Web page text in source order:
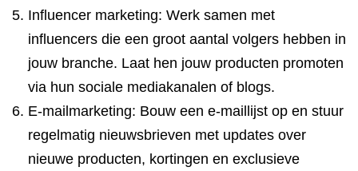
Influencer marketing: Werk samen met
influencers die een groot aantal volgers hebben in
jouw branche. Laat hen jouw producten promoten
via hun sociale mediakanalen of blogs.
E-mailmarketing: Bouw een e-maillijst op en stuur
regelmatig nieuwsbrieven met updates over
nieuwe producten, kortingen en exclusieve